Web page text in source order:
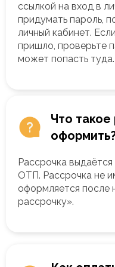
ссылкой на вход в
придумать пароль,
личный кабинет.
пришло, проверьте
может попасть туда.
Что такое
Рассрочка
ОТП. Рассрочка не
оформляется после
рассрочку».